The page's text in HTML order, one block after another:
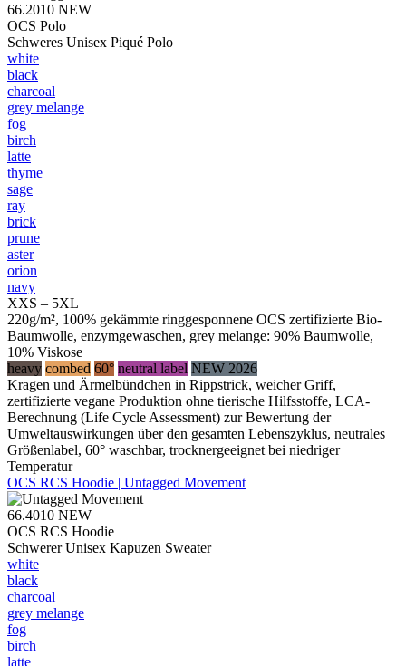
66.2010 NEW
OCS Polo
Schweres Unisex Piqué Polo
white
black
charcoal
grey melange
fog
birch
latte
thyme
sage
ray
brick
prune
aster
orion
navy
XXS – 5XL
220g/m², 100% gekämmte ringgesponnene OCS zertifizierte Bio-
Baumwolle, enzymgewaschen, grey melange: 90% Baumwolle,
10% Viskose
heavy combed 60° neutral label NEW 2026
Kragen und Ärmelbündchen in Rippstrick, weicher Griff,
zertifizierte vegane Produktion ohne tierische Hilfsstoffe, LCA-
Berechnung (Life Cycle Assessment) zur Bewertung der
Umweltauswirkungen über den gesamten Lebenszyklus, neutrales
Größenlabel, 60° waschbar, trocknergeeignet bei niedriger
Temperatur
OCS RCS Hoodie | Untagged Movement
66.4010 NEW
OCS RCS Hoodie
Schwerer Unisex Kapuzen Sweater
white
black
charcoal
grey melange
fog
birch
latte